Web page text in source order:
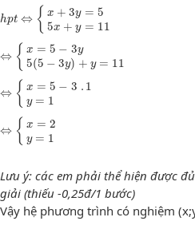
hpt ⇔ { x + 3y = 5
5x + y = 11
h t x+ 3 y= 55 x+ y=
⇔ { x = 5 − 3y
5(5 − 3y) + y = 11
x=5 − 3y5 5−
⇔ { x = 5 − 3 . 1
y = 1
x=5 − 3 .1 y= 1
⇔ { x = 2
y = 1
x=2 y= 1
Lưu ý: các em phải thể hiện được
giải (thiếu -0,25đ/1 bước)
Vậy hệ phương trình có nghiệm